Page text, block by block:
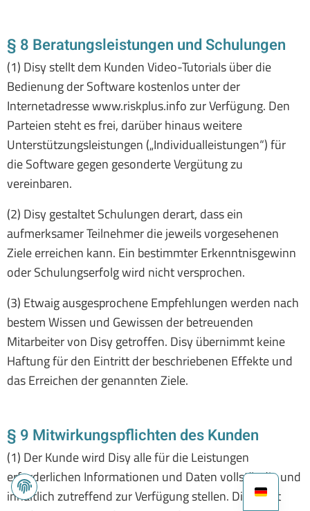
§ 8 Beratungsleistungen und Schulungen
(1) Disy stellt dem Kunden Video-Tutorials über die
Bedienung der Software kostenlos unter der
Internetadresse www.riskplus.info zur Verfügung. Den
Parteien steht es frei, darüber hinaus weitere
Unterstützungsleistungen („Individualleistungen“) für
die Software gegen gesonderte Vergütung zu
vereinbaren.
(2) Disy gestaltet Schulungen derart, dass ein
aufmerksamer Teilnehmer die jeweils vorgesehenen
Ziele erreichen kann. Ein bestimmter Erkenntnisgewinn
oder Schulungserfolg wird nicht versprochen.
(3) Etwaig ausgesprochene Empfehlungen werden nach
bestem Wissen und Gewissen der betreuenden
Mitarbeiter von Disy getroffen. Disy übernimmt keine
Haftung für den Eintritt der beschriebenen Effekte und
das Erreichen der genannten Ziele.
§ 9 Mitwirkungspflichten des Kunden
(1) Der Kunde wird Disy alle für die Leistungen
erforderlichen Informationen und Daten vollständig und
inhaltlich zutreffend zur Verfügung stellen. Disy trifft